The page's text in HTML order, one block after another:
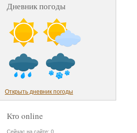
Дневник погоды
Открыть дневник погоды
Кто online
Сейчас на сайте: 0